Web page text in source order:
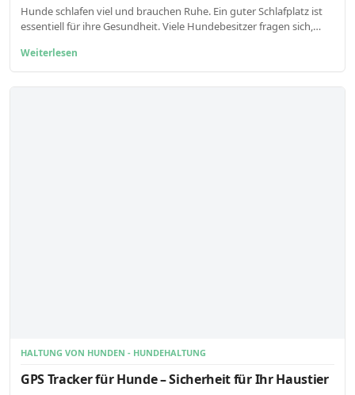
Hunde schlafen viel und brauchen Ruhe. Ein guter Schlafplatz ist
essentiell für ihre Gesundheit. Viele Hundebesitzer fragen sich,…
Weiterlesen
HALTUNG VON HUNDEN - HUNDEHALTUNG
GPS Tracker für Hunde – Sicherheit für Ihr Haustier